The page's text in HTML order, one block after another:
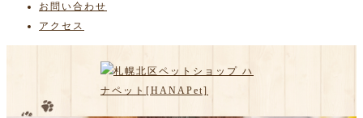
お問い合わせ
アクセス